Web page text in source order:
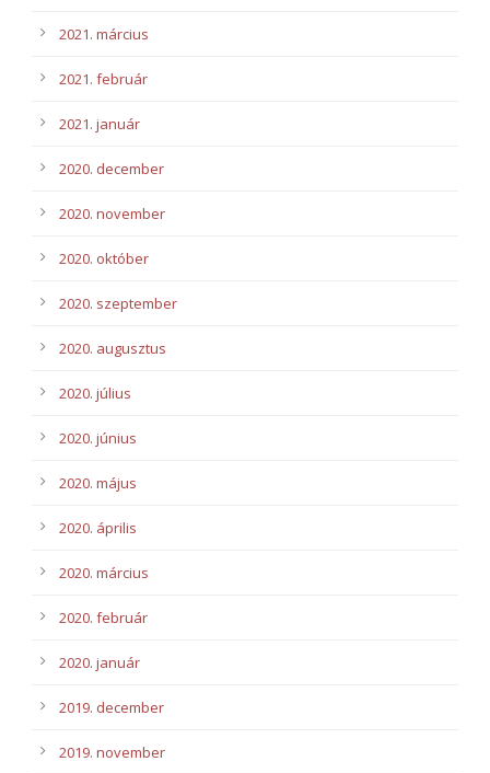
2021. március
2021. február
2021. január
2020. december
2020. november
2020. október
2020. szeptember
2020. augusztus
2020. július
2020. június
2020. május
2020. április
2020. március
2020. február
2020. január
2019. december
2019. november